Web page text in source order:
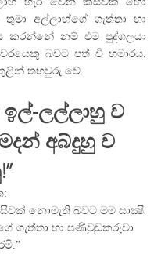
කරන්නේ නම් එම පුද්ගලයා
බවට පත් වී හමාරය.
තුළින් තහවුරු වේ.
ඉල්-ලල්ලාහු ව
අබ්දුහු ව
නොමැති බවට මම සාක්‍ෂි